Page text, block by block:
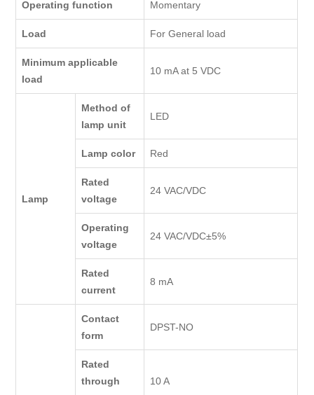
Operating function Momentary
Load For General load
Minimum applicable
load
10 mA at 5 VDC
Lamp
Method of
lamp unit
LED
Lamp color Red
Rated
voltage
24 VAC/VDC
Operating
voltage
24 VAC/VDC±5%
Rated
current
8 mA
Contact
form
DPST-NO
Rated
through
10 A